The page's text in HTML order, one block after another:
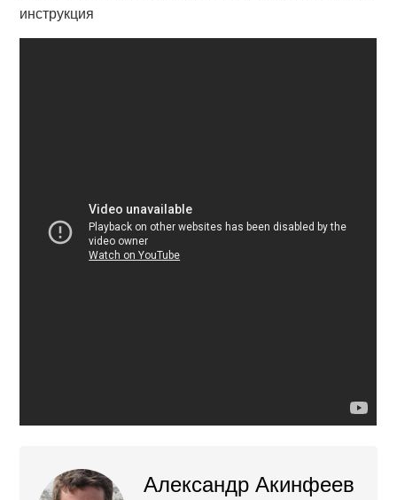
инструкция
Александр Акинфеев